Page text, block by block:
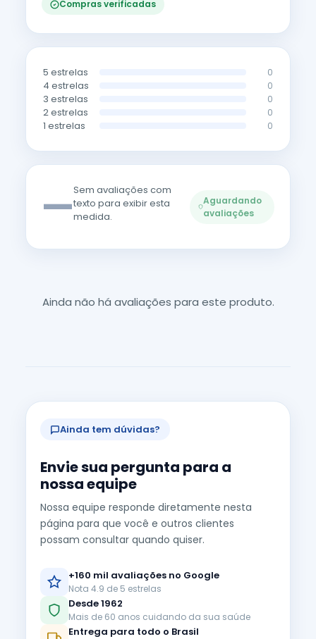
Compras verificadas
5 estrelas 0
4 estrelas 0
3 estrelas 0
2 estrelas 0
1 estrelas 0
—Sem avaliações com
texto para exibir esta
medida.
Aguardando
avaliações
Ainda não há avaliações para este produto.
Ainda tem dúvidas?
Envie sua pergunta para a
nossa equipe
Nossa equipe responde diretamente nesta
página para que você e outros clientes
possam consultar quando quiser.
+160 mil avaliações no Google
Nota 4.9 de 5 estrelas
Desde 1962
Mais de 60 anos cuidando da sua saúde
Entrega para todo o Brasil